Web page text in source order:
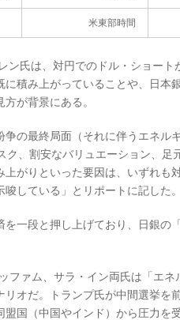
米東部時間
氏は、対円でのドル・ショート
積み上がっていることや、日本
が背景にある。
最終局面（それに伴うエネルギ
、割安なバリュエーション、足
がりといった要因は、いずれも
している」とリポートに記した。
一段と押し上げており、日銀の
ァム、サラ・イン両氏は「エネ
オだ。トランプ氏が中間選挙を
国（中国やインド）から圧力を